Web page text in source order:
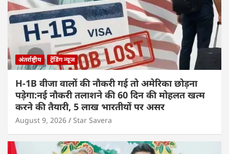
अंतर्राष्ट्रीय ट्रेंडिंग न्यूज
H-1B वीजा वालों की नौकरी गई तो अमेरिका छोड़ना
पड़ेगा:नई नौकरी तलाशने की 60 दिन की मोहलत खत्म
करने की तैयारी, 5 लाख भारतीयों पर असर
August 9, 2026 Star Savera